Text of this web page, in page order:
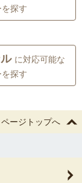
探す
に対応可能な
探す
ページトップへ